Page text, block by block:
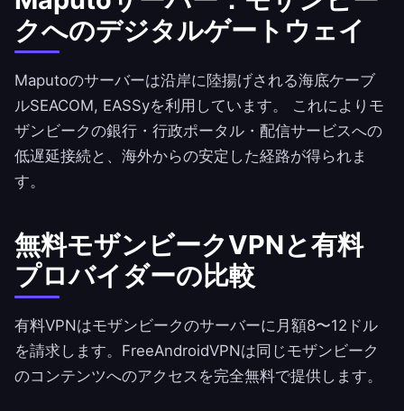
クへのデジタルゲートウェイ
Maputoのサーバーは沿岸に陸揚げされる海底ケーブ
ルSEACOM, EASSyを利用しています。 これによりモ
ザンビークの銀行・行政ポータル・配信サービスへの
低遅延接続と、海外からの安定した経路が得られま
す。
無料モザンビークVPNと有料
プロバイダーの比較
有料VPNはモザンビークのサーバーに月額8〜12ドル
を請求します。 FreeAndroidVPNは同じモザンビーク
のコンテンツへのアクセスを完全無料で提供します。